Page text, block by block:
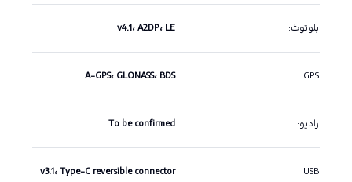
بلوتوث: v4.1، A2DP، LE
GPS
: A-GPS، GLONASS، BDS
رادیو:
To be confirmed
USB
: v3.1، Type-C reversible connector